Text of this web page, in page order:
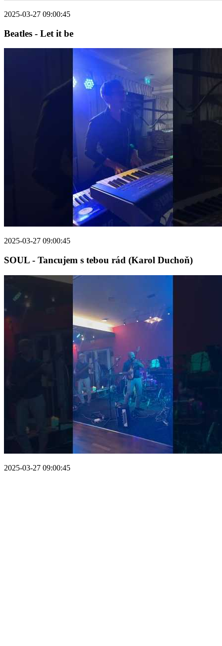
2025-03-27 09:00:45
Beatles - Let it be
2025-03-27 09:00:45
SOUL - Tancujem s tebou rád (Karol Duchoň)
2025-03-27 09:00:45